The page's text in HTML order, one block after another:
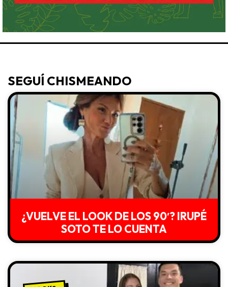
SEGUÍ CHISMEANDO
¿VUELVE EL LOOK DE LOS 90′? IRUPÉ
SOTO TE LO CUENTA